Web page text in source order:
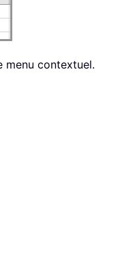
menu contextuel.